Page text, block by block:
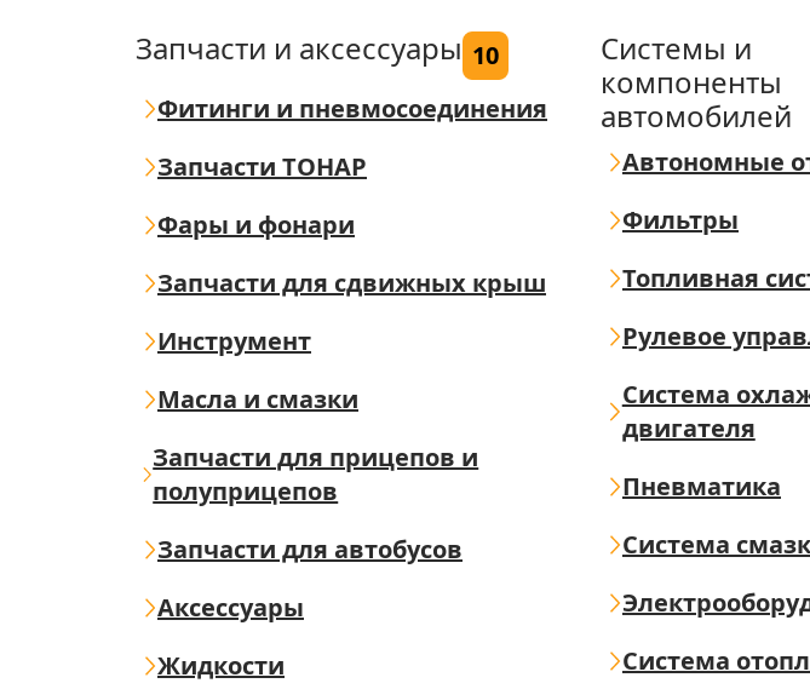
Запчасти и аксессуары 10
Фитинги и пневмосоединения
Запчасти ТОНАР
Фары и фонари
Запчасти для сдвижных крыш
Инструмент
Масла и смазки
Запчасти для прицепов и
полуприцепов
Запчасти для автобусов
Аксессуары
Жидкости
Системы и
компоненты
автомобилей
Автономные
Фильтры
Топливная
Рулевое
Система
двигателя
Пневматика
Система
Система